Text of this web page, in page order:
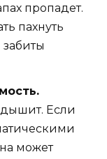
пропадет.
пахнуть
дышит. Если
может